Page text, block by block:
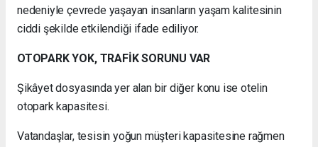
nedeniyle çevrede yaşayan insanların yaşam kalitesinin
ciddi şekilde etkilendiği ifade ediliyor.
OTOPARK YOK, TRAFİK SORUNU VAR
Şikâyet dosyasında yer alan bir diğer konu ise otelin
otopark kapasitesi.
Vatandaşlar, tesisin yoğun müşteri kapasitesine rağmen